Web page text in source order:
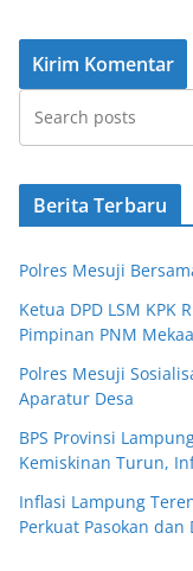
Berita Terbaru
Polres Mesuji
Ketua DPD LSM KPK
Pimpinan PNM
Polres Mesuji
Aparatur Desa
BPS Provinsi
Kemiskinan Turun,
Inflasi Lampung
Perkuat Pasokan